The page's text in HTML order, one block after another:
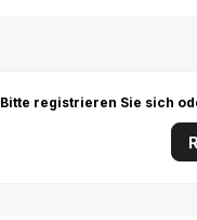
Bitte registrieren Sie sich